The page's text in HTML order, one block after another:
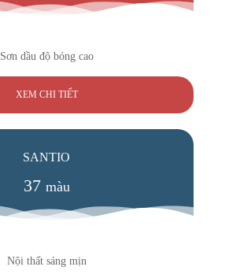
Sơn dầu độ bóng cao
XEM CHI TIẾT
SANTIO
37 màu
Nội thất sáng mịn